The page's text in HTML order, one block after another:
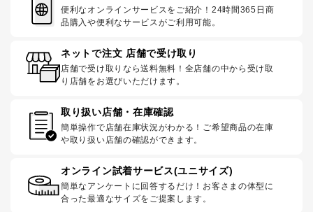
便利なオンラインサービスをご紹介！24時間365日商
品購入や便利なサービスがご利用可能。
ネットで注文 店舗で受け取り
店舗で受け取りなら送料無料！全店舗の中から受け取
り店舗をお選びいただけます。
取り扱い店舗・在庫確認
簡単操作で店舗在庫状況がわかる！ご希望商品の在庫
や取り扱い店舗の確認ができます。
オンライン試着サービス(ユニサイズ)
簡単なアンケートに回答するだけ！お客さまの体型に
合った最適なサイズをご提案します。